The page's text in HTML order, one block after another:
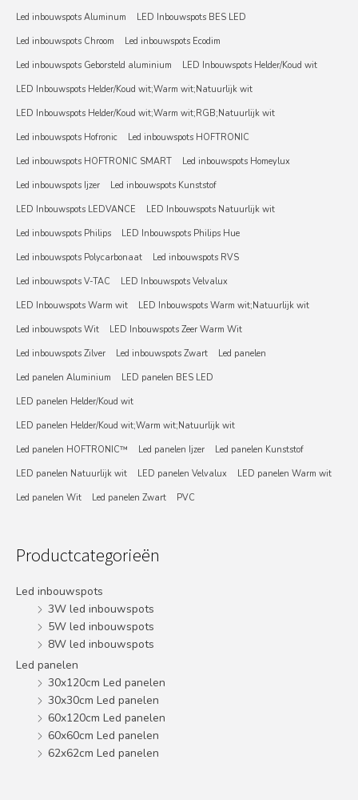
Led inbouwspots Aluminum
LED Inbouwspots BES LED
Led inbouwspots Chroom
Led inbouwspots Ecodim
Led inbouwspots Geborsteld aluminium
LED Inbouwspots Helder/Koud wit
LED Inbouwspots Helder/Koud wit;Warm wit;Natuurlijk wit
LED Inbouwspots Helder/Koud wit;Warm wit;RGB;Natuurlijk wit
Led inbouwspots Hofronic
Led inbouwspots HOFTRONIC
Led inbouwspots HOFTRONIC SMART
Led inbouwspots Homeylux
Led inbouwspots Ijzer
Led inbouwspots Kunststof
LED Inbouwspots LEDVANCE
LED Inbouwspots Natuurlijk wit
Led inbouwspots Philips
LED Inbouwspots Philips Hue
Led inbouwspots Polycarbonaat
Led inbouwspots RVS
Led inbouwspots V-TAC
LED Inbouwspots Velvalux
LED Inbouwspots Warm wit
LED Inbouwspots Warm wit;Natuurlijk wit
Led inbouwspots Wit
LED Inbouwspots Zeer Warm Wit
Led inbouwspots Zilver
Led inbouwspots Zwart
Led panelen
Led panelen Aluminium
LED panelen BES LED
LED panelen Helder/Koud wit
LED panelen Helder/Koud wit;Warm wit;Natuurlijk wit
Led panelen HOFTRONIC™
Led panelen Ijzer
Led panelen Kunststof
LED panelen Natuurlijk wit
LED panelen Velvalux
LED panelen Warm wit
Led panelen Wit
Led panelen Zwart PVC
Productcategorieën
Led inbouwspots
3W led inbouwspots
5W led inbouwspots
8W led inbouwspots
Led panelen
30x120cm Led panelen
30x30cm Led panelen
60x120cm Led panelen
60x60cm Led panelen
62x62cm Led panelen